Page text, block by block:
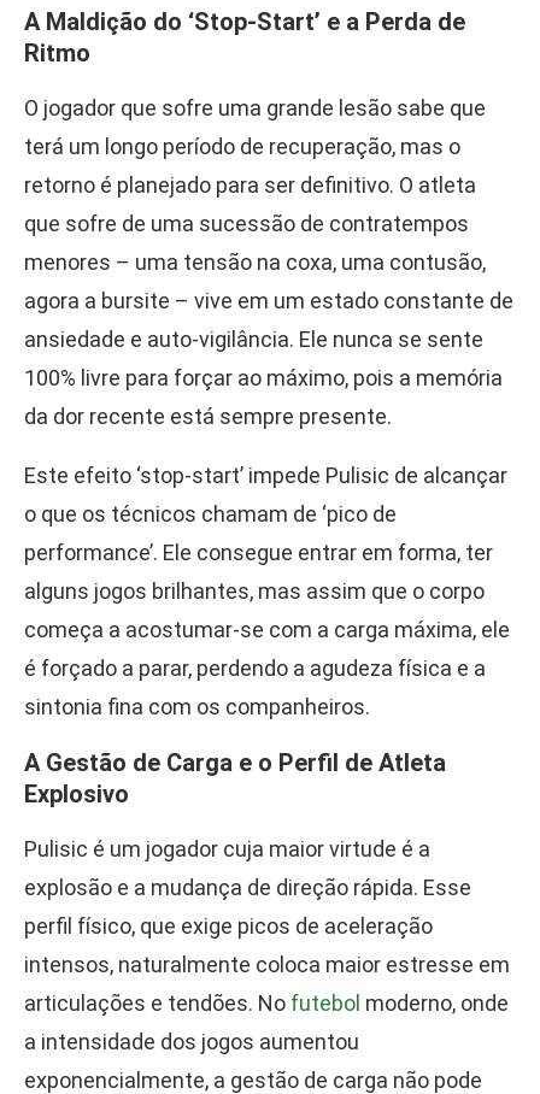
A Maldição do ‘Stop-Start’ e a Perda de
Ritmo
O jogador que sofre uma grande lesão sabe que
terá um longo período de recuperação, mas o
retorno é planejado para ser definitivo. O atleta
que sofre de uma sucessão de contratempos
menores – uma tensão na coxa, uma contusão,
agora a bursite – vive em um estado constante de
ansiedade e auto-vigilância. Ele nunca se sente
100% livre para forçar ao máximo, pois a memória
da dor recente está sempre presente.
Este efeito ‘stop-start’ impede Pulisic de alcançar
o que os técnicos chamam de ‘pico de
performance’. Ele consegue entrar em forma, ter
alguns jogos brilhantes, mas assim que o corpo
começa a acostumar-se com a carga máxima, ele
é forçado a parar, perdendo a agudeza física e a
sintonia fina com os companheiros.
A Gestão de Carga e o Perfil de Atleta
Explosivo
Pulisic é um jogador cuja maior virtude é a
explosão e a mudança de direção rápida. Esse
perfil físico, que exige picos de aceleração
intensos, naturalmente coloca maior estresse em
articulações e tendões. No futebol moderno, onde
a intensidade dos jogos aumentou
exponencialmente, a gestão de carga não pode